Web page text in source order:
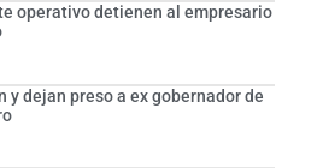
operativo detienen al empresario
y dejan preso a ex gobernador de